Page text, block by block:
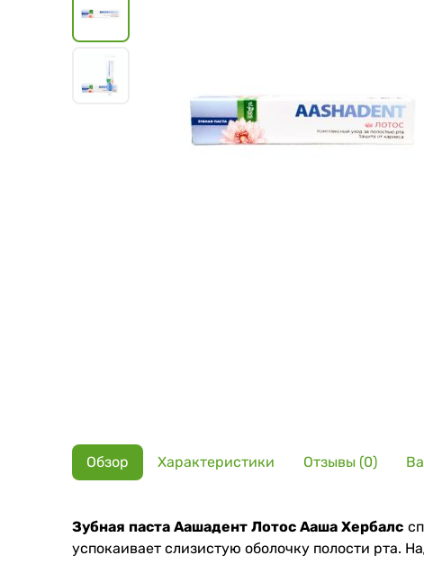
Обзор Характеристики Отзывы (0)
Зубная паста Аашадент Лотос Ааша Хербалс
успокаивает слизистую оболочку полости рта.